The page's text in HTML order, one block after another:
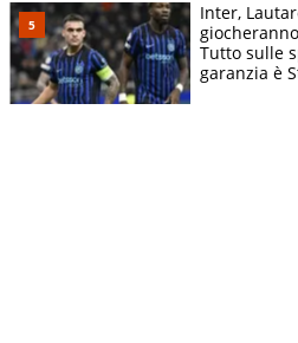
Inter,
Tutto sulle
garanzia è